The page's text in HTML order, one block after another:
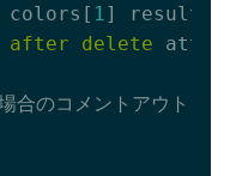
colors[ 1] result
after delete